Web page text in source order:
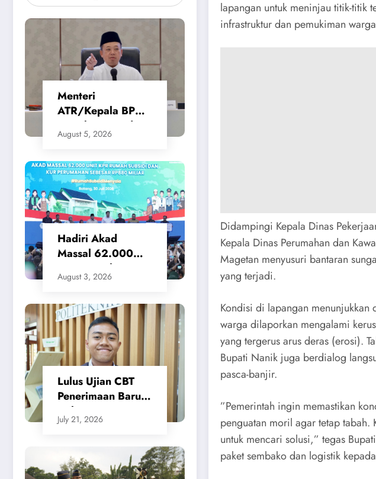
Apresiasi
ICAPSTURE
2026 Unesa
Menteri
ATR/Kepala BPN
Tetapkan Standar
Waktu Layanan
Tanah dan
Peralihan Hak
August 5, 2026
Hadiri Akad
Massal 62.000
KPR Rumah
Subsidi, Menteri
Tanah Beri
Kepastian bagi
Masyarakat
August 3, 2026
Lulus Ujian CBT
Penerimaan Baru,
Calon Taruna/i
Politeknik Agraria
Lanjutan
July 21, 2026
lapangan untuk meninjau titik-titik
infrastruktur dan pemukiman
​Didampingi Kepala Dinas
Kepala Dinas Perumahan dan
Magetan menyusuri bantaran
yang terjadi.
​Kondisi di lapangan menunjukkan
warga dilaporkan mengalami
yang tergerus arus deras (erosi).
Bupati Nanik juga berdialog
pasca-banjir.
​”Pemerintah ingin memastikan
penguatan moril agar tetap tabah.
untuk mencari solusi,” tegas
paket sembako dan logistik